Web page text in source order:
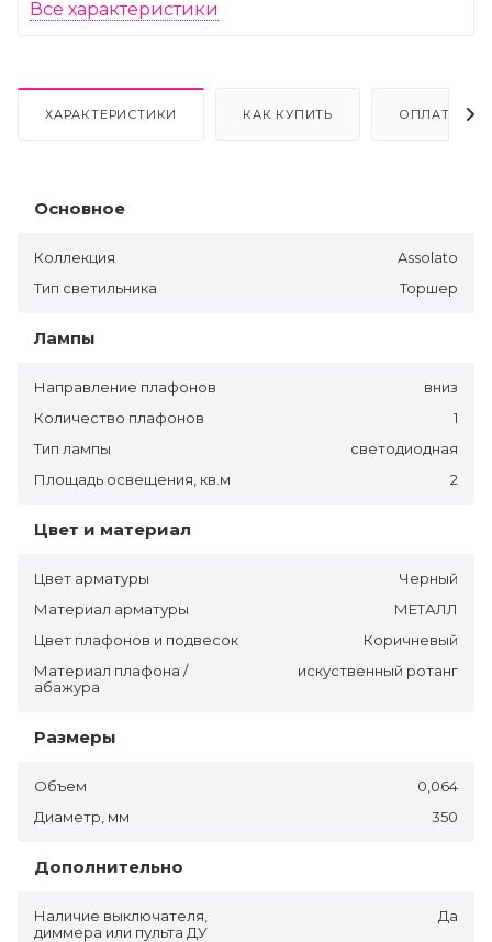
Все характеристики
ХАРАКТЕРИСТИКИ КАК КУПИТЬ ОПЛАТА
Основное
Коллекция
Assolato
Тип светильника
Торшер
Лампы
Направление плафонов
вниз
Количество плафонов
1
Тип лампы
светодиодная
Площадь освещения, кв.м
2
Цвет и материал
Цвет арматуры
Черный
Материал арматуры
МЕТАЛЛ
Цвет плафонов и подвесок
Коричневый
Материал плафона /
абажура
искуственный ротанг
Размеры
Объем
0,064
Диаметр, мм
350
Дополнительно
Наличие выключателя,
диммера или пульта ДУ
Да